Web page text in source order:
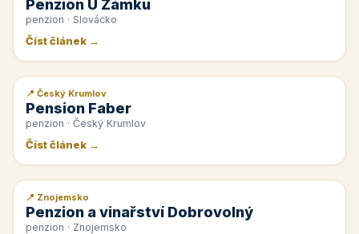
Penzion U Zámku
penzion · Slovácko
Číst článek →
📰 PR článek
📍 Český Krumlov
Pension Faber
penzion · Český Krumlov
Číst článek →
📰 PR článek
📍 Znojemsko
Penzion a vinařství Dobrovolný
penzion · Znojemsko